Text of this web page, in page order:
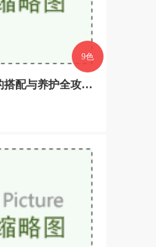
9色
定做职业装的搭配与养护全攻略，穿得得体，用得持久